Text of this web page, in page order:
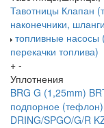
Тавотницы Клапан
наконечники,
топливные насосы
перекачки топлива)
+ -
Уплотнения
BRG G (1,25mm)
подпорное (тефлон)
DRING/SPGO/G/R